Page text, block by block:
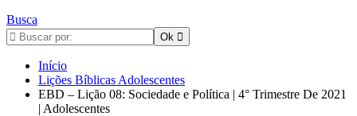
Busca
Início
Lições Bíblicas Adolescentes
EBD – Lição 08: Sociedade e Política | 4° Trimestre De 2021
| Adolescentes